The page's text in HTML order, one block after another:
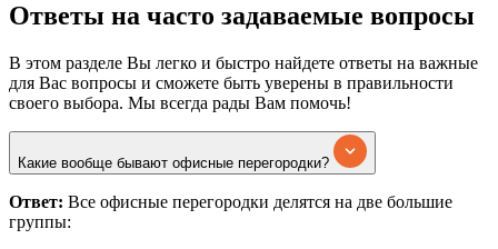
Ответы на часто задаваемые вопросы
В этом разделе Вы легко и быстро найдете ответы на важные
для Вас вопросы и сможете быть уверены в правильности
своего выбора. Мы всегда рады Вам помочь!
Какие вообще бывают офисные перегородки?
Ответ: Все офисные перегородки делятся на две большие
группы: